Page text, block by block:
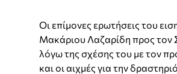
Οι επίμονες ερωτήσεις του
Μακάριου Λαζαρίδη προς τον
λόγω της σχέσης του με τον
και οι αιχμές για την